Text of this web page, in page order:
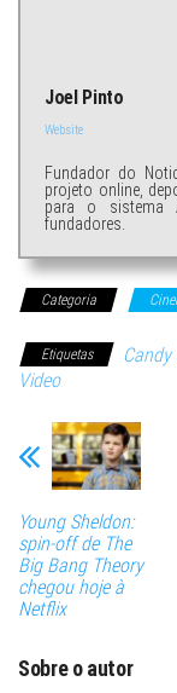
Joel Pinto
Website
Fundador do
projeto online,
para o sistema
fundadores.
Categoria
Etiquetas Candy
Video
Young Sheldon:
spin-off de The
Big Bang Theory
chegou hoje à
Netflix
Sobre o autor